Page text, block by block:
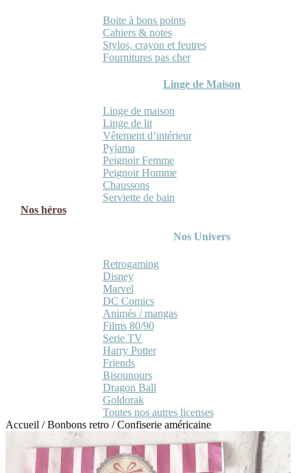
Boite à bons points
Cahiers & notes
Stylos, crayon et feutres
Fournitures pas cher
Linge de Maison
Linge de maison
Linge de lit
Vêtement d’intérieur
Pyjama
Peignoir Femme
Peignoir Homme
Chaussons
Serviette de bain
Nos héros
Nos Univers
Retrogaming
Disney
Marvel
DC Comics
Animés / mangas
Films 80/90
Serie TV
Harry Potter
Friends
Bisounours
Dragon Ball
Goldorak
Toutes nos autres licenses
Accueil /Bonbons retro /Confiserie américaine